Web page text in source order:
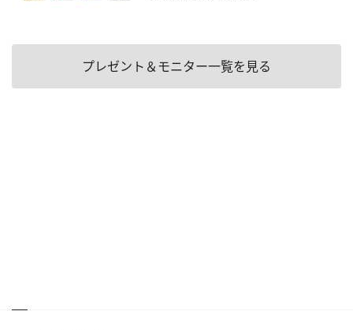
プレゼント＆モニター一覧を見る